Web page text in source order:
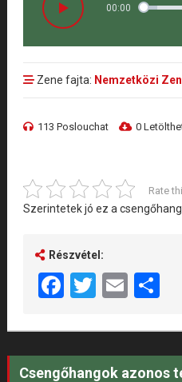
00:00
Zene fajta: Nemzetközi
113 Poslouchat 0
Rate
Szerintetek jó ez a
Részvétel:
Facebook
Twitter
Email
Csengőhangok azonos